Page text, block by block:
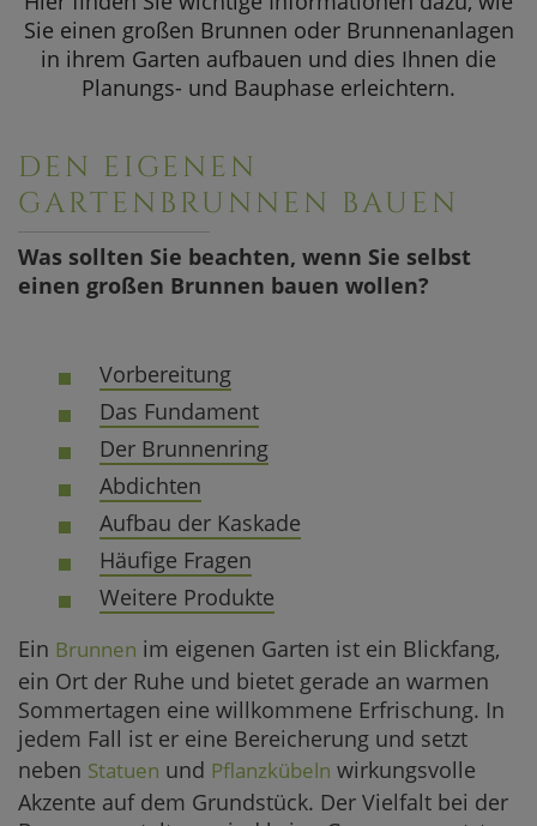
SOMMERAKTION
Aktuelle Angebote
Sie einen großen Brunnen oder Brunnenanlagen
in ihrem Garten aufbauen und dies Ihnen die
Planungs- und Bauphase erleichtern.
DEN EIGENEN
GARTENBRUNNEN BAUEN
Was sollten Sie beachten, wenn Sie selbst
einen großen Brunnen bauen wollen?
Vorbereitung
Das Fundament
Der Brunnenring
Abdichten
Aufbau der Kaskade
Häufige Fragen
Weitere Produkte
Ein Brunnen im eigenen Garten ist ein Blickfang,
ein Ort der Ruhe und bietet gerade an warmen
Sommertagen eine willkommene Erfrischung. In
jedem Fall ist er eine Bereicherung und setzt
neben Statuen und Pflanzkübeln wirkungsvolle
Akzente auf dem Grundstück. Der Vielfalt bei der